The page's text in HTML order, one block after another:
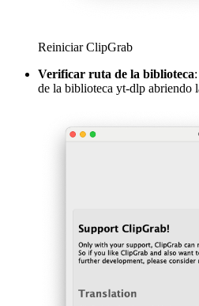
Reiniciar ClipGrab
Verificar ruta de la biblioteca
de la biblioteca yt-dlp abriendo